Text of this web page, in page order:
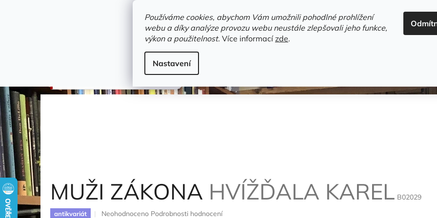
Používáme cookies, abychom Vám umožnili pohodlné prohlížení
webu a díky analýze provozu webu neustále zlepšovali jeho funkce,
výkon a použitelnost. Více informacízde.
Nastavení
HLEDAT
Novinky Trvalky a bestsellery
Hvížďala Karel
MUŽI ZÁKONA HVÍŽĎALA KAREL B02029
antikvariát
Průměrné
Neohodnoceno Podrobnosti hodnocení